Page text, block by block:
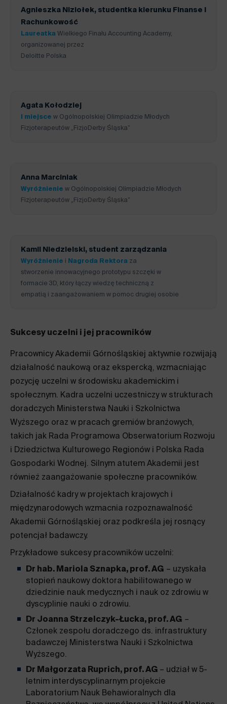
Agnieszka Niziołek, studentka kierunku Finanse i
Rachunkowość
Laureatka Wielkiego Finału Accounting Academy,
organizowanej przez
Deloitte Polska
Agata Kołodziej
I miejsce w Ogólnopolskiej Olimpiadzie Młodych
Fizjoterapeutów „FizjoDerby Śląska”
Anna Marciniak
Wyróżnienie w Ogólnopolskiej Olimpiadzie Młodych
Fizjoterapeutów „FizjoDerby Śląska”
Kamil Niedzielski , student zarządzania
Wyróżnienie i Nagroda Rektora za
stworzenie innowacyjnego prototypu szczęki w
formacie 3D, który łączy wiedzę techniczną z
empatią i zaangażowaniem w pomoc drugiej osobie
Sukcesy uczelni i jej pracowników
Pracownicy Akademii Górnośląskiej aktywnie rozwijają
działalność naukową oraz ekspercką, wzmacniając
pozycję uczelni w środowisku akademickim i
społecznym. Kadra uczelni uczestniczy w strukturach
doradczych Ministerstwa Nauki i Szkolnictwa
Wyższego oraz w pracach gremiów branżowych,
takich jak Rada Programowa Obserwatorium Rozwoju
i Dziedzictwa Kulturowego Regionów i Polska Rada
Gospodarki Wodnej. Silnym atutem Akademii jest
również zaangażowanie społeczne pracowników.
Działalność kadry w projektach krajowych i
międzynarodowych wzmacnia rozpoznawalność
Akademii Górnośląskiej oraz podkreśla jej rosnący
potencjał badawczy.
Przykładowe sukcesy pracowników uczelni:
Dr hab. Mariola Sznapka, prof. AG – uzyskała
stopień naukowy doktora habilitowanego w
dziedzinie nauk medycznych i nauk oz zdrowiu w
dyscyplinie nauki o zdrowiu.
Dr Joanna Strzelczyk-Łucka, prof. AG –
Członek zespołu doradczego ds. infrastruktury
badawczej Ministerstwa Nauki i Szkolnictwa
Wyższego.
Dr Małgorzata Ruprich, prof. AG – udział w 5-
letnim interdyscyplinarnym projekcie
Laboratorium Nauk Behawioralnych dla